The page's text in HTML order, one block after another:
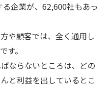
企業が、62,600社もあっ
や顧客では、全く通用し
す。
ならないところは、どの
と利益を出しているとこ